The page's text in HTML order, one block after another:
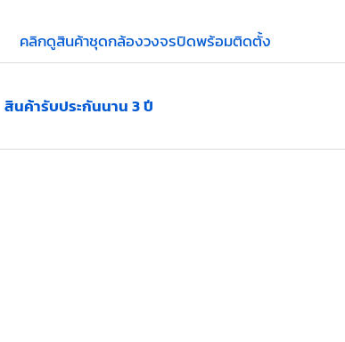
คลิกดูสินค้าชุดกล้องวงจรปิดพร้อมติดตั้ง
สินค้ารับประกันนาน 3 ปี